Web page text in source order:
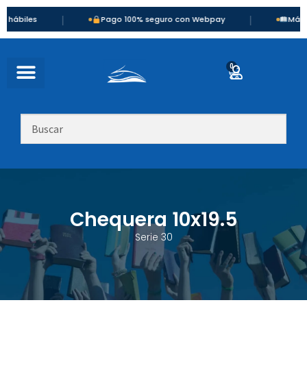
Pago 100% seguro con Webpay Más de
0
Chequera 10x19.5
Serie 30